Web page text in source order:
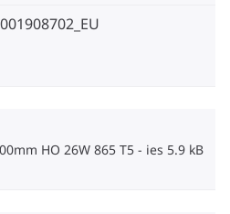
HO 26W 865 T5 ies 5.9 kB